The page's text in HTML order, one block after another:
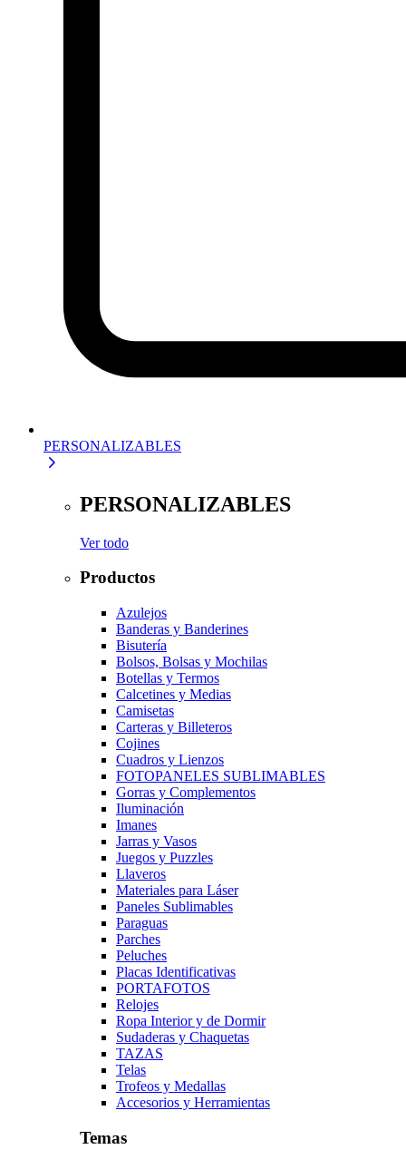
PERSONALIZABLES
PERSONALIZABLES
Ver todo
Productos
Azulejos
Banderas y Banderines
Bisutería
Bolsos, Bolsas y Mochilas
Botellas y Termos
Calcetines y Medias
Camisetas
Carteras y Billeteros
Cojines
Cuadros y Lienzos
FOTOPANELES SUBLIMABLES
Gorras y Complementos
Iluminación
Imanes
Jarras y Vasos
Juegos y Puzzles
Llaveros
Materiales para Láser
Paneles Sublimables
Paraguas
Parches
Peluches
Placas Identificativas
PORTAFOTOS
Relojes
Ropa Interior y de Dormir
Sudaderas y Chaquetas
TAZAS
Telas
Trofeos y Medallas
Accesorios y Herramientas
Temas